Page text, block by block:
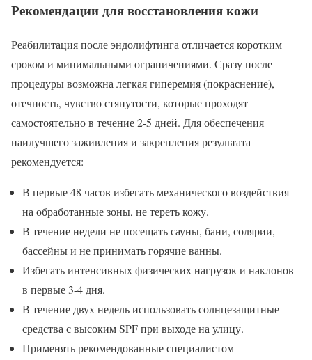
Рекомендации для восстановления кожи
Реабилитация после эндолифтинга отличается коротким
сроком и минимальными ограничениями. Сразу после
процедуры возможна легкая гиперемия (покраснение),
отечность, чувство стянутости, которые проходят
самостоятельно в течение 2-5 дней. Для обеспечения
наилучшего заживления и закрепления результата
рекомендуется:
В первые 48 часов избегать механического воздействия
на обработанные зоны, не тереть кожу.
В течение недели не посещать сауны, бани, солярии,
бассейны и не принимать горячие ванны.
Избегать интенсивных физических нагрузок и наклонов
в первые 3-4 дня.
В течение двух недель использовать солнцезащитные
средства с высоким SPF при выходе на улицу.
Применять рекомендованные специалистом